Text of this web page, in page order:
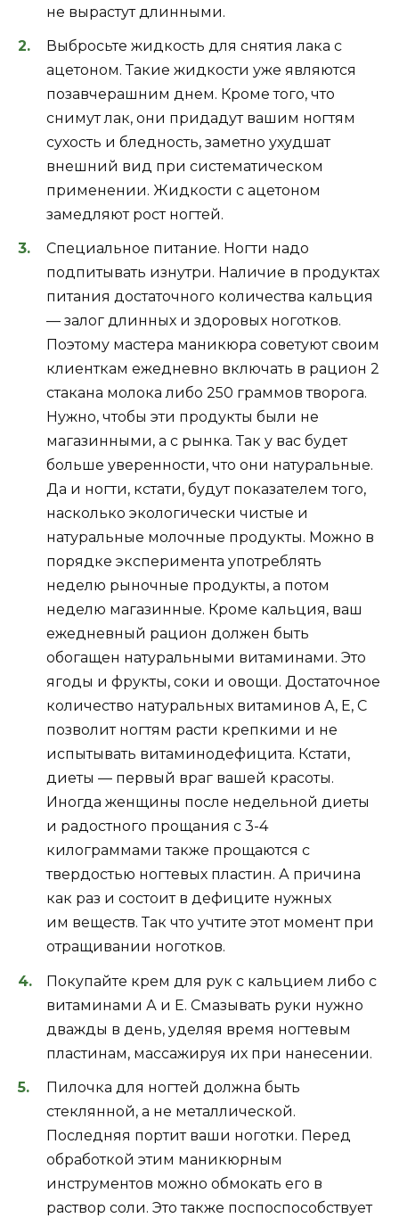
не вырастут длинными.
Выбросьте жидкость для снятия лака с
ацетоном. Такие жидкости уже являются
позавчерашним днем. Кроме того, что
снимут лак, они придадут вашим ногтям
сухость и бледность, заметно ухудшат
внешний вид при систематическом
применении. Жидкости с ацетоном
замедляют рост ногтей.
Специальное питание. Ногти надо
подпитывать изнутри. Наличие в продуктах
питания достаточного количества кальция
— залог длинных и здоровых ноготков.
Поэтому мастера маникюра советуют своим
клиенткам ежедневно включать в рацион 2
стакана молока либо 250 граммов творога.
Нужно, чтобы эти продукты были не
магазинными, а с рынка. Так у вас будет
больше уверенности, что они натуральные.
Да и ногти, кстати, будут показателем того,
насколько экологически чистые и
натуральные молочные продукты. Можно в
порядке эксперимента употреблять
неделю рыночные продукты, а потом
неделю магазинные. Кроме кальция, ваш
ежедневный рацион должен быть
обогащен натуральными витаминами. Это
ягоды и фрукты, соки и овощи. Достаточное
количество натуральных витаминов А, Е, С
позволит ногтям расти крепкими и не
испытывать витаминодефицита. Кстати,
диеты — первый враг вашей красоты.
Иногда женщины после недельной диеты
и радостного прощания с 3-4
килограммами также прощаются с
твердостью ногтевых пластин. А причина
как раз и состоит в дефиците нужных
им веществ. Так что учтите этот момент при
отращивании ноготков.
Покупайте крем для рук с кальцием либо с
витаминами А и Е. Смазывать руки нужно
дважды в день, уделяя время ногтевым
пластинам, массажируя их при нанесении.
Пилочка для ногтей должна быть
стеклянной, а не металлической.
Последняя портит ваши ноготки. Перед
обработкой этим маникюрным
инструментов можно обмокать его в
раствор соли. Это также поспоспособствует